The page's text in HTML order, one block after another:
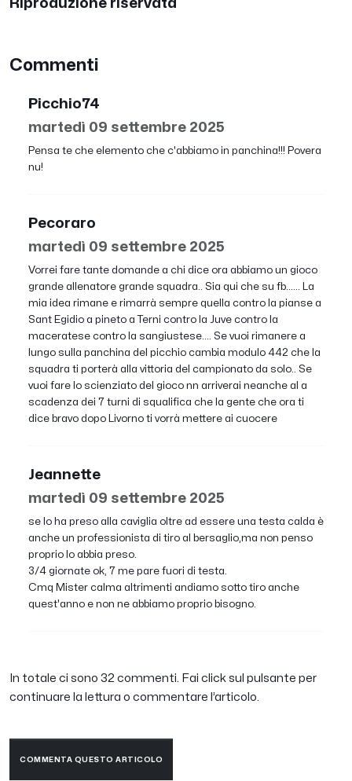
Riproduzione riservata
Commenti
Picchio74
martedì 09 settembre 2025
Pensa te che elemento che c'abbiamo in panchina!!! Povera
nu!
Pecoraro
martedì 09 settembre 2025
Vorrei fare tante domande a chi dice ora abbiamo un gioco
grande allenatore grande squadra.. Sia qui che su fb...... La
mia idea rimane e rimarrà sempre quella contro la pianse a
Sant Egidio a pineto a Terni contro la Juve contro la
maceratese contro la sangiustese.... Se vuoi rimanere a
lungo sulla panchina del picchio cambia modulo 442 che la
squadra ti porterà alla vittoria del campionato da solo.. Se
vuoi fare lo scienziato del gioco nn arriverai neanche al a
scadenza dei 7 turni di squalifica che la gente che ora ti
dice bravo dopo Livorno ti vorrà mettere ai cuocere
Jeannette
martedì 09 settembre 2025
se lo ha preso alla caviglia oltre ad essere una testa calda è
anche un professionista di tiro al bersaglio,ma non penso
proprio lo abbia preso.
3/4 giornate ok, 7 me pare fuori di testa.
Cmq Mister calma altrimenti andiamo sotto tiro anche
quest'anno e non ne abbiamo proprio bisogno.
In totale ci sono 32 commenti. Fai click sul pulsante per
continuare la lettura o commentare l’articolo.
COMMENTA QUESTO ARTICOLO